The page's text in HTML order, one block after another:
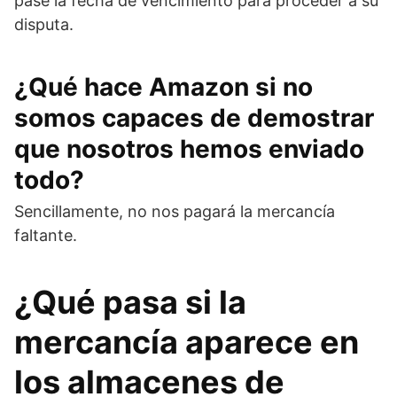
disputa.
¿Qué hace Amazon si no
somos capaces de demostrar
que nosotros hemos enviado
todo?
Sencillamente, no nos pagará la mercancía
faltante.
¿Qué pasa si la
mercancía aparece en
los almacenes de